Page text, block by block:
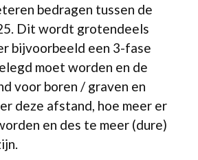
bedragen tussen de
Dit wordt grotendeels
bijvoorbeeld een 3-fase
moet worden en de
voor boren / graven en
deze afstand, hoe meer er
en des te meer (dure)